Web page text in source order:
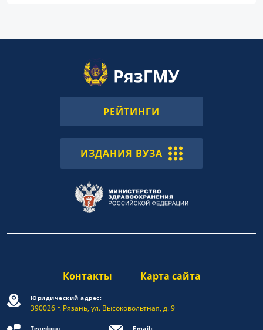
РЕЙТИНГИ
ИЗДАНИЯ ВУЗА
Контакты Карта сайта
Юридический адрес:
390026 г. Рязань, ул. Высоковольтная, д. 9
Телефон: Email: